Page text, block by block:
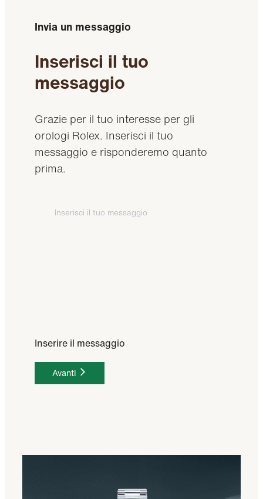
Invia un messaggio
Inserisci il tuo
messaggio
Grazie per il tuo interesse per gli
orologi Rolex. Inserisci il tuo
messaggio e risponderemo quanto
prima.
Inserire il messaggio
Avanti